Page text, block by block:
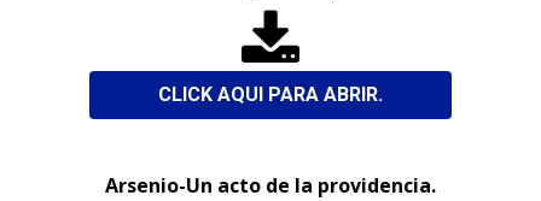

CLICK AQUI PARA ABRIR.
Arsenio-Un acto de la providencia.